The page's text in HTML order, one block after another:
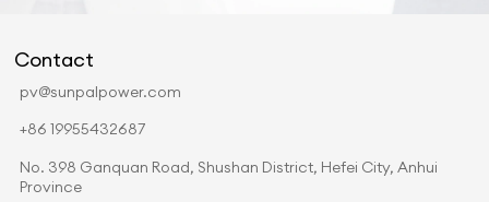
Contact
pv@sunpalpower.com
+86 19955432687
No. 398 Ganquan Road, Shushan District, Hefei City, Anhui
Province